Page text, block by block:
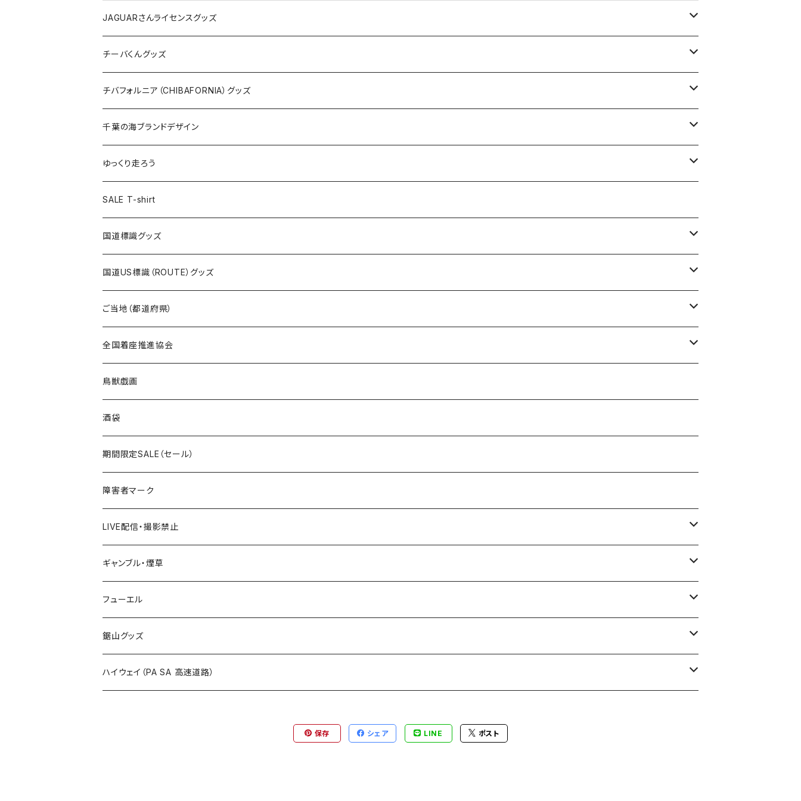
ホテルキーホルダー
ホテルキーホルダー
クリアファイル
Tシャツ
キャップ
トートバッグ
ランチバッグ
エコバッグ
バッグ
ステッカー
缶バッジ
キーホルダー
クリアファイル
キャップ
バッグ
ステッカー
缶バッジ
キーホルダー
クリアファイル
ステッカー
ステッカー
ステッカー大
缶バッジ
缶バッジ32mm
缶バッジ54mm
エコバッグ
JAGUARさんコラボグッズ
Tシャツ
ステッカー
サコッシュ
ホテルキーホルダー
モーテルキーホルダー
トートバッグ
JAGUARさんライセンスグッズ
Tシャツ
ステッカー
缶バッジ
クリアファイル
マスク
エコバッグ
千葉ロッテマリーンズコラボ
チーバくんグッズ
Tシャツ
キャップ
エコバッグ
ステッカー
モーテルキーホルダー
ホテルキーホルダー
トートバッグ
チバフォルニア（CHIBAFORNIA）グッズ
Tシャツ
キャップ
ステッカー
ホテルキーホルダー
千葉の海ブランドデザイン
Tシャツ
キャップ
ステッカー
ゆっくり走ろう
Tシャツ
ステッカー
ホテルキーホルダー
SALE T-shirt
国道標識グッズ
ステッカー
国道0～99号線
国道100～199号線
国道500～599号線
国道600～699号線
国道700～799号線
Tシャツ
キャップ
国道US標識（ROUTE）グッズ
ステッカー
ROUTE 0～99号線
ROUTE100～199号線
ROUTE500～599号線
ROUTE600～699号線
ROUTE700～799号線
Tシャツ
ROUTE 0～99号線
ROUTE 100～199号線
ROUTE 500～599号線
ROUTE 600～699号線
ROUTE 700～799号線
キャップ
ROUTE 0～99号線
ROUTE 100～199号線
ROUTE 500～599号線
ROUTE 600～699号線
ROUTE 700～799号線
ご当地（都道府県）
北海道
青森県
岩手県
宮城県
秋田県
Tシャツ
ステッカー
山形県
福島県
茨城県
栃木県
群馬県
全国着座推進協会
ステッカー
鳥獣戯画
酒袋
期間限定SALE（セール）
障害者マーク
LIVE配信・撮影禁止
LIVE配信禁止
撮影禁止
ギャンブル・煙草
ホテルキーホルダー
たばこ・禁煙ステッカー
フューエル
ステッカー
鋸山グッズ
Tシャツ
ハイウェイ（PA SA 高速道路）
保存 シェア LINE ポスト